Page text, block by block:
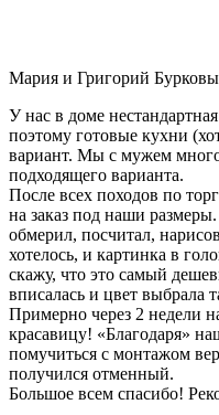
Мария и Григорий Бурковы
У нас в доме
поэтому готовые кухни
вариант. Мы с мужем
подходящего варианта.
После всех походов по
на заказ под наши
обмерил, посчитал,
хотелось, и картинка в
скажу, что это самый
вписалась и цвет выбрала
Примерно через 2 недели
красавицу! «Благодаря»
помучиться с монтажом
получился отменный.
Большое всем спасибо!